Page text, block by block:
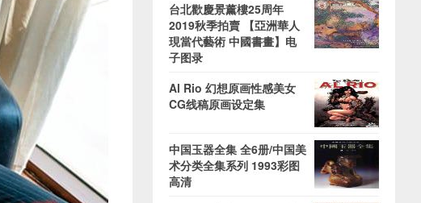
台北歡慶景薰樓25周年
2019秋季拍賣 【亞洲華人
現當代藝術 中國書畫】电
子图录
Al Rio 幻想原画性感美女
CG线稿原画设定集
中国玉器全集 全6册/中国美
术分类全集系列 1993彩图
高清